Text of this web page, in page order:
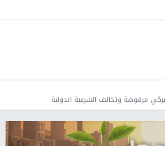
مرفوضة وتخالف الشرعية الدولية